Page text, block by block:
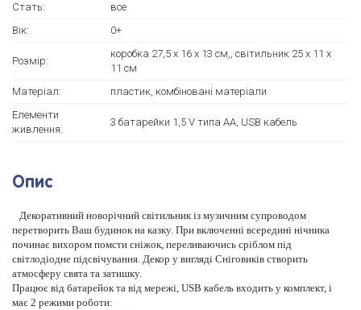
Стать:
все
Вік:
0+
Розмір:
коробка 27,5 х 16 х 13 см,, світильник 25 х 11 х
11 см
Матеріал:
пластик, комбіновані матеріали
Елементи
живлення:
3 батарейки 1,5 V типа АА, USB кабель
Опис
Декоративний новорічний світильник із музичним супроводом
перетворить Ваш будинок на казку. При включенні всередині нічника
починає вихором помсти сніжок, переливаючись сріблом під
світлодіодне підсвічування. Декор у вигляді Сніговиків створить
атмосферу свята та затишку.
Працює від батарейок та від мережі, USB кабель входить у комплект, і
має 2 режими роботи: